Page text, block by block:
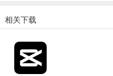
相关下载